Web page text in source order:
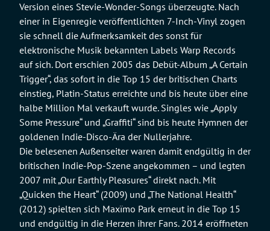
Version eines Stevie-Wonder-Songs überzeugte. Nach
einer in Eigenregie veröffentlichten 7-Inch-Vinyl zogen
sie schnell die Aufmerksamkeit des sonst für
elektronische Musik bekannten Labels Warp Records
auf sich. Dort erschien 2005 das Debüt-Album „A Certain
Trigger“, das sofort in die Top 15 der britischen Charts
einstieg, Platin-Status erreichte und bis heute über eine
halbe Million Mal verkauft wurde. Singles wie „Apply
Some Pressure“ und „Graffiti“ sind bis heute Hymnen der
goldenen Indie-Disco-Ära der Nullerjahre.
Die belesenen Außenseiter waren damit endgültig in der
britischen Indie-Pop-Szene angekommen – und legten
2007 mit „Our Earthly Pleasures“ direkt nach. Mit
„Quicken the Heart“ (2009) und „The National Health“
(2012) spielten sich Maxïmo Park erneut in die Top 15
und endgültig in die Herzen ihrer Fans. 2014 eröffneten